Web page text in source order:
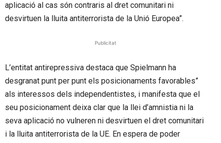
aplicació al cas són contraris al dret comunitari ni
desvirtuen la lluita antiterrorista de la Unió Europea”.
Publicitat
L’entitat antirepressiva destaca que Spielmann ha
desgranat punt per punt els posicionaments favorables”
als interessos dels independentistes, i manifesta que el
seu posicionament deixa clar que la llei d’amnistia ni la
seva aplicació no vulneren ni desvirtuen el dret comunitari
i la lluita antiterrorista de la UE. En espera de poder